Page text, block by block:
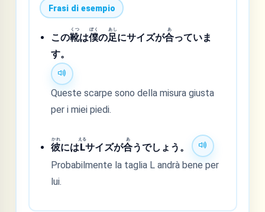
Frasi di esempio
この靴
くつ
は僕
ぼく
の足
あし
にサイズが合
あ
っていま
す。
Queste scarpe sono della misura giusta
per i miei piedi.
彼
かれ
にはL
える
サイズが合
あ
うでしょう。
Probabilmente la taglia L andrà bene per
lui.